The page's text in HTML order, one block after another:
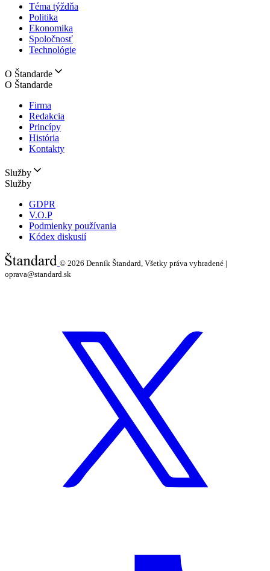
Téma týždňa
Politika
Ekonomika
Spoločnosť
Technológie
O Štandarde
O Štandarde
Firma
Redakcia
Princípy
História
Kontakty
Služby
Služby
GDPR
V.O.P
Podmienky používania
Kódex diskusií
© 2026 Denník Štandard, Všetky práva vyhradené |
oprava@standard.sk